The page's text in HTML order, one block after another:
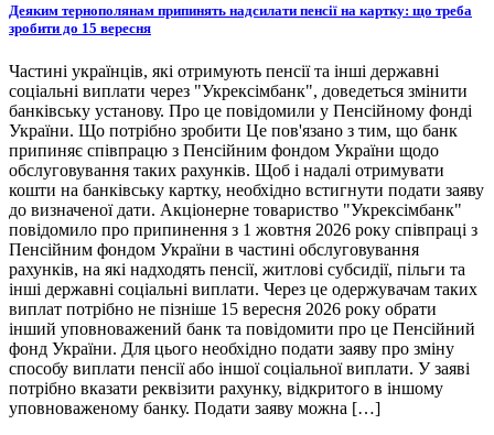
Деяким тернополянам припинять надсилати пенсії на картку: що треба
зробити до 15 вересня
Частині українців, які отримують пенсії та інші державні
соціальні виплати через "Укрексімбанк", доведеться змінити
банківську установу. Про це повідомили у Пенсійному фонді
України. Що потрібно зробити Це пов'язано з тим, що банк
припиняє співпрацю з Пенсійним фондом України щодо
обслуговування таких рахунків. Щоб і надалі отримувати
кошти на банківську картку, необхідно встигнути подати заяву
до визначеної дати. Акціонерне товариство "Укрексімбанк"
повідомило про припинення з 1 жовтня 2026 року співпраці з
Пенсійним фондом України в частині обслуговування
рахунків, на які надходять пенсії, житлові субсидії, пільги та
інші державні соціальні виплати. Через це одержувачам таких
виплат потрібно не пізніше 15 вересня 2026 року обрати
інший уповноважений банк та повідомити про це Пенсійний
фонд України. Для цього необхідно подати заяву про зміну
способу виплати пенсії або іншої соціальної виплати. У заяві
потрібно вказати реквізити рахунку, відкритого в іншому
уповноваженому банку. Подати заяву можна […]